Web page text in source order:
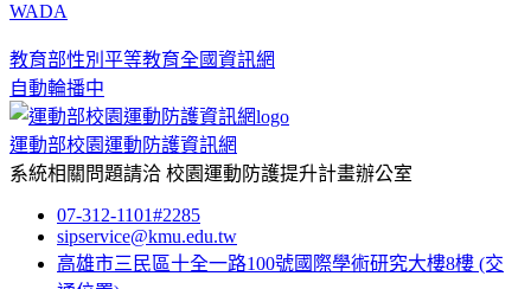
WADA
教育部性別平等教育全國資訊網
自動輪播中
運動部校園運動防護資訊網
系統相關問題請洽 校園運動防護提升計畫辦公室
07-312-1101#2285
sipservice@kmu.edu.tw
高雄市三民區十全一路100號國際學術研究大樓8樓 (交